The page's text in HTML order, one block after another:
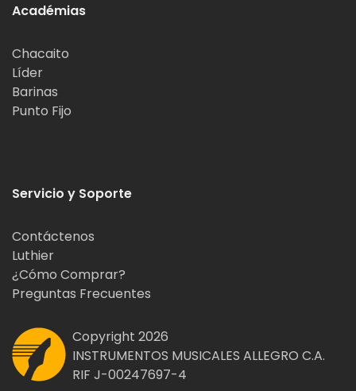
Académias
Chacaito
Líder
Barinas
Punto Fijo
Servicio y Soporte
Contáctenos
Luthier
¿Cómo Comprar?
Preguntas Frecuentes
Copyright 2026
INSTRUMENTOS MUSICALES ALLEGRO C.A.
RIF J-00247697-4